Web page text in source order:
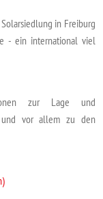
in Freiburg
- ein international viel
zur Lage und
und vor allem zu den